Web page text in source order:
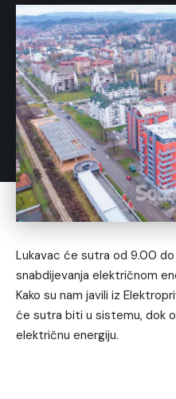
Lukavac će sutra od 9.00
snabdijevanja električnom
Kako su nam javili iz
će sutra biti u sistemu, dok
električnu energiju.